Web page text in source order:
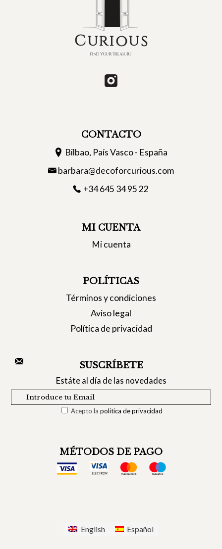
CONTACTO
Bilbao, País Vasco - España
barbara@decoforcurious.com
+34 645 34 95 22
MI CUENTA
Mi cuenta
POLÍTICAS
Términos y condiciones
Aviso legal
Política de privacidad
SUSCRÍBETE
Estáte al día de las novedades
Acepto la política de privacidad
MÉTODOS DE PAGO
English Español